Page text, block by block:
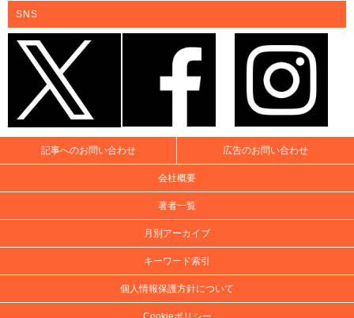
SNS
記事へのお問い合わせ 広告のお問い合わせ
会社概要
著者一覧
月別アーカイブ
キーワード索引
個人情報保護方針について